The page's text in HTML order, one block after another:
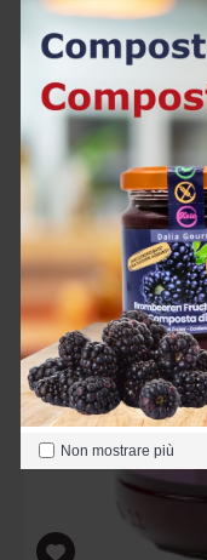
Non mostrare più